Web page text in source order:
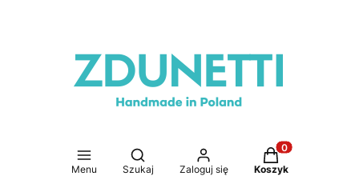
Menu
Otwórz wyszukiwarkę
Szukaj Zaloguj się
Produkty w
Koszyk